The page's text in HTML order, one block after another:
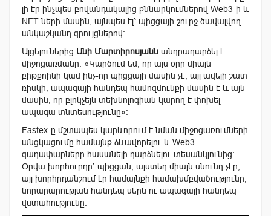
լի էր ինչպես բովանդակալից քննարկումներով Web3-ի և
NFT-ների մասին, այնպես էլ՝ պիցցայի շուրջ ծավալվող
անկաշկանդ զրույցներով։
Այցելուներից Անի Մարտիրոսյանն անդրադարձել է
միջոցառմանը. «Կարծում եմ, որ այս օրը միայն
բիթքոինի կամ ինչ-որ պիցցայի մասին չէ, այլ ավելի շատ
ռիսկի, ապագայի հանդեպ համոզմունքի մասին է և այն
մասին, որ բլոկչեյն տեխնոլոգիան կարող է փոխել
ապագա տնտեսությունը»:
Fastex-ը մշտապես կարևորում է նման միջոցառումների
անցկացումը համայնք ձևավորելու և Web3
գաղափարները հասանելի դարձնելու տեսանկյունից:
Օրվա խորհուրդը՝ պիցցան, այստեղ միայն սնունդ չէր,
այլ խորհրդանշում էր համայնքի համախմբվածությունը,
նորարարության հանդեպ սերն ու ապագայի հանդեպ
վստահությունը։